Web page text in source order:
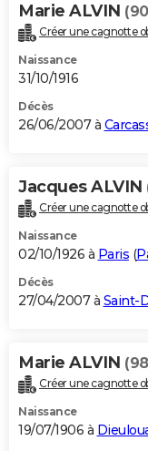
Marie ALVIN
Créer une cagnotte
Naissance
31/10/1916
Décès
26/06/2007 à
Jacques ALVIN
Créer une cagnotte
Naissance
02/10/1926 à Paris (
Décès
27/04/2007 à Saint-
Marie ALVIN
Créer une cagnotte
Naissance
19/07/1906 à